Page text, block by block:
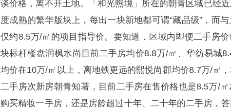
谈价格，离不开土地。「和光煦境」所在的朝青区域已经
度成熟的繁华版块上，每出一块新地都可谓“藏品级”，而
仅约8.5万/㎡的项目指导价。要知道，区域内即便二手房
块标杆楼盘润枫水尚目前二手房均价8.8万/㎡、华纺易城
均价在10万/㎡以上，离地铁更远的熙悦尚郡均价8.7万/㎡
二手房次新房朝青知著，目前二手房在售价格也是8.5万/㎡
购买精妆一手房，还是房龄超过十年、二十年的二手房，